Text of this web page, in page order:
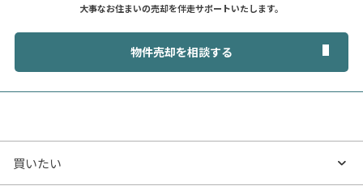
大事なお住まいの売却を伴走サポートいたします。
物件売却を相談する
買いたい